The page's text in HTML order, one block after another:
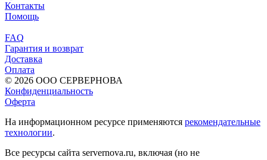
Контакты
Помощь
FAQ
Гарантия и возврат
Доставка
Оплата
© 2026 ООО СЕРВЕРНОВА
Конфиденциальность
Оферта
На информационном ресурсе применяются рекомендательные
технологии.
Все ресурсы сайта servernova.ru, включая (но не